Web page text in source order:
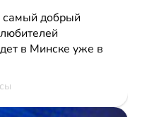
добрый
в Минске уже в